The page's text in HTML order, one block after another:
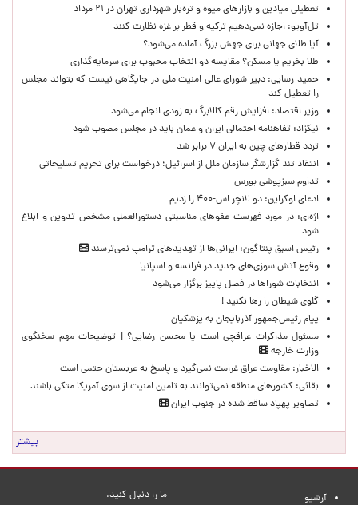
تعطیلی میادین و بازارهای میوه و تره‌بار شهرداری تهران در ۲۱ مرداد
تل‌آویو: اجازه نمی‌دهیم ترکیه و قطر بر غزه نظارت کنند
آیا طلای جهانی برای جهش بزرگ آماده می‌شود؟
طلا بخریم یا مسکن؟ مقایسه دو انتخاب محبوب برای سرمایه‌گذاری
حمید رسایی: دبیر شورای عالی امنیت ملی در جایگاهی نیست که بتواند مجلس
را تعطیل کند
وزیر اقتصاد: افزایش رقم کالابرگ به زودی انجام می‌شود
نیکزاد: تفاهنامه احتمالی ایران و عمان باید در مجلس مصوب شود
تردد قطارهای چین به ایران ۷ برابر شد
انتقاد تند گزارشگر سازمان ملل از اسرائیل؛ درخواست برای تحریم تسلیحاتی
تداوم سبزپوشی بورس
ادعای اوکراین: دو لانچر اس-۴۰۰ را زدیم
اژه‌ای: در مورد فهرست عفوهای مناسبتی دستورالعملی مشخص تدوین و ابلاغ
شود
رئیس اسبق پنتاگون: ایرانی‌ها از تهدیدهای ترامپ نمی‌ترسند
وقوع آتش سوزی‌های جدید در فرانسه و اسپانیا
انتخابات شوراها در فصل پاییز برگزار می‌شود
گلوی شیطان را رها نکنید !
پیام رئیس‌جمهور آذربایجان به پزشکیان
مسئول مذاکرات عراقچی است یا محسن رضایی؟ | توضیحات مهم سخنگوی
وزارت خارجه
الاخبار: مقاومت عراق غرامت نمی‌گیرد و پاسخ به عربستان حتمی است
بقائی: کشورهای منطقه نمی‌توانند به تامین امنیت از سوی آمریکا متکی باشند
تصاویر پهپاد ساقط شده در جنوب ایران
بیشتر
آرشیو ما را دنبال کنید.